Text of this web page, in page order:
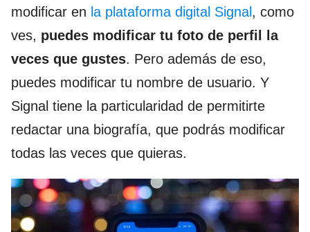
modificar en la plataforma digital Signal , como
ves, puedes modificar tu foto de perfil la
veces que gustes. Pero además de eso,
puedes modificar tu nombre de usuario. Y
Signal tiene la particularidad de permitirte
redactar una biografía, que podrás modificar
todas las veces que quieras.